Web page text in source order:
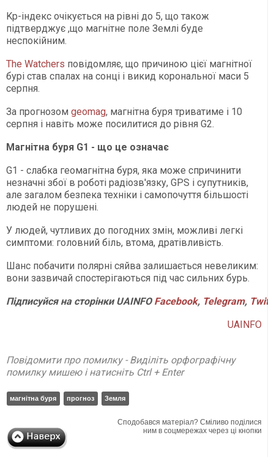
Kp-індекс очікується на рівні до 5, що також
підтверджує ,що магнітне поле Землі буде
неспокійним.
The Watchers повідомляє, що причиною цієї магнітної
бурі став спалах на сонці і викид корональної маси 5
серпня.
За прогнозом geomag, магнітна буря триватиме і 10
серпня і навіть може посилитися до рівня G2.
Магнітна буря G1 - що це означає
G1 - слабка геомагнітна буря, яка може спричинити
незначні збої в роботі радіозв'язку, GPS і супутників,
але загалом безпека техніки і самопочуття більшості
людей не порушені.
У людей, чутливих до погодних змін, можливі легкі
симптоми: головний біль, втома, дратівливість.
Шанс побачити полярні сяйва залишається невеликим:
вони зазвичай спостерігаються під час сильних бурь.
ПідписуйсянасторінкиUAINFO Facebook, Telegram,
UAINFO
Повідомити про помилку - Виділіть орфографічну
помилку мишею і натисніть Ctrl + Enter
магнітна буря прогноз Земля
Сподобався матеріал? Сміливо поділися
ним в соцмережах через ці кнопки